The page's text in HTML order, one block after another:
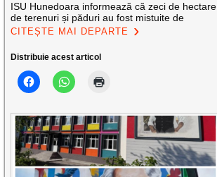
ISU Hunedoara informează că zeci de hectare
de terenuri și păduri au fost mistuite de
CITEȘTE MAI DEPARTE
Distribuie acest articol